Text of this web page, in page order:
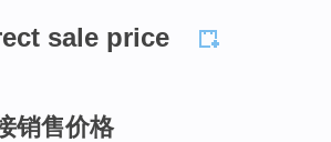
sale price
销售价格